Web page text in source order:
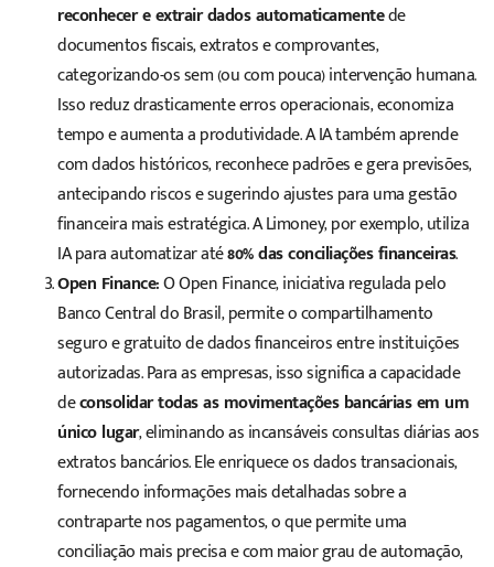
reconhecer e extrair dados automaticamentede
documentos fiscais, extratos e comprovantes,
categorizando-os sem (ou com pouca) intervenção humana.
Isso reduz drasticamente erros operacionais, economiza
tempo e aumenta a produtividade. A IA também aprende
com dados históricos, reconhece padrões e gera previsões,
antecipando riscos e sugerindo ajustes para uma gestão
financeira mais estratégica. A Limoney, por exemplo, utiliza
IA para automatizar até80% das conciliações financeiras.
Open Finance:O Open Finance, iniciativa regulada pelo
Banco Central do Brasil, permite o compartilhamento
seguro e gratuito de dados financeiros entre instituições
autorizadas. Para as empresas, isso significa a capacidade
deconsolidar todas as movimentações bancárias em um
único lugar, eliminando as incansáveis consultas diárias aos
extratos bancários. Ele enriquece os dados transacionais,
fornecendo informações mais detalhadas sobre a
contraparte nos pagamentos, o que permite uma
conciliação mais precisa e com maior grau de automação,